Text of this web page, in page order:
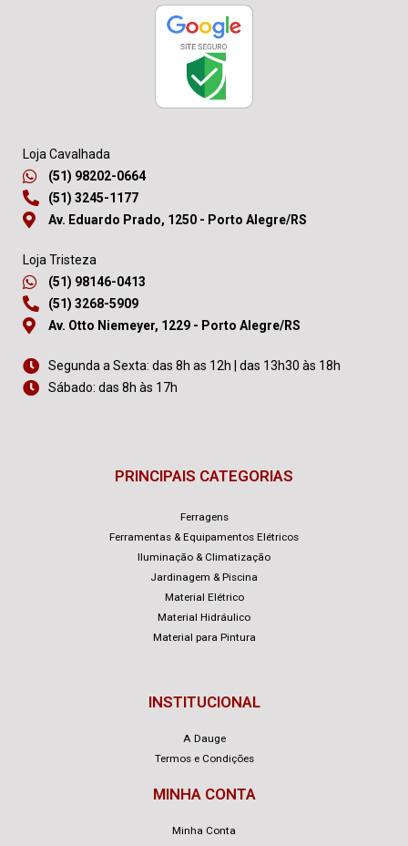
Loja Cavalhada
(51) 98202-0664
(51) 3245-1177
Av. Eduardo Prado, 1250 - Porto Alegre/RS
Loja Tristeza
(51) 98146-0413
(51) 3268-5909
Av. Otto Niemeyer, 1229 - Porto Alegre/RS
Segunda a Sexta: das 8h as 12h | das 13h30 às 18h
Sábado: das 8h às 17h
PRINCIPAIS CATEGORIAS
Ferragens
Ferramentas & Equipamentos Elétricos
Iluminação & Climatização
Jardinagem & Piscina
Material Elétrico
Material Hidráulico
Material para Pintura
INSTITUCIONAL
A Dauge
Termos e Condições
MINHA CONTA
Minha Conta